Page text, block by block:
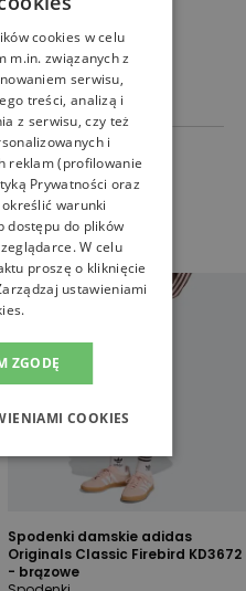
również
Spodenki damskie adidas
Originals Classic Firebird KD3672
- brązowe
cookies w celu
m.in. związanych z
serwisu,
treści, analizą i
z serwisu, czy też
i
reklam (profilowanie
Prywatności oraz
warunki
dostępu do plików
W celu
proszę o kliknięcie
ustawieniami
ZGODĘ
COOKIES